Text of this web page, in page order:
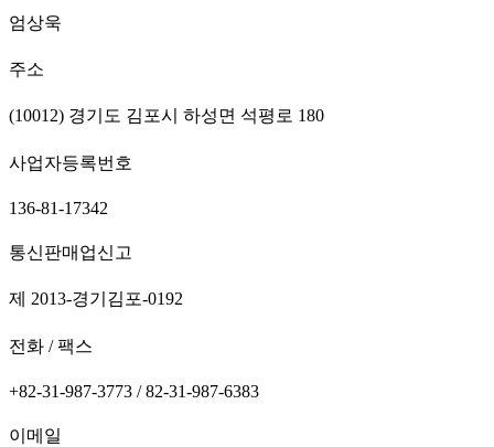
엄상욱
주소
(10012) 경기도 김포시 하성면 석평로 180
사업자등록번호
136-81-17342
통신판매업신고
제 2013-경기김포-0192
전화 / 팩스
+82-31-987-3773 / 82-31-987-6383
이메일